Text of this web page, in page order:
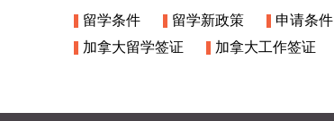
留学条件 留学新政策 申请条件
加拿大留学签证
加拿大工作签证